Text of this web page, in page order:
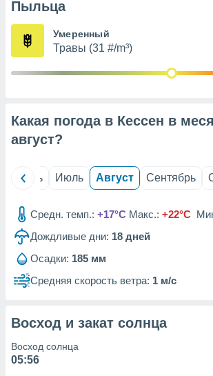
из
рекламы
сведения
наших 1199
Пыльца
Умеренный
Травы (31 #/m³)
Какая погода в Кессен в
август?
Июнь Июль Август Сентябрь
Средн. темп.: +17°C Макс.: +22°C
Дождливые дни: 18 дней
Осадки: 185 мм
Средняя скорость ветра: 1 м/с
Восход и закат солнца
Восход солнца
05:56